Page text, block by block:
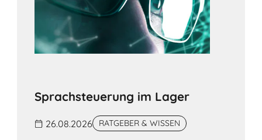
Sprachsteuerung im Lager
26.08.2026 RATGEBER & WISSEN